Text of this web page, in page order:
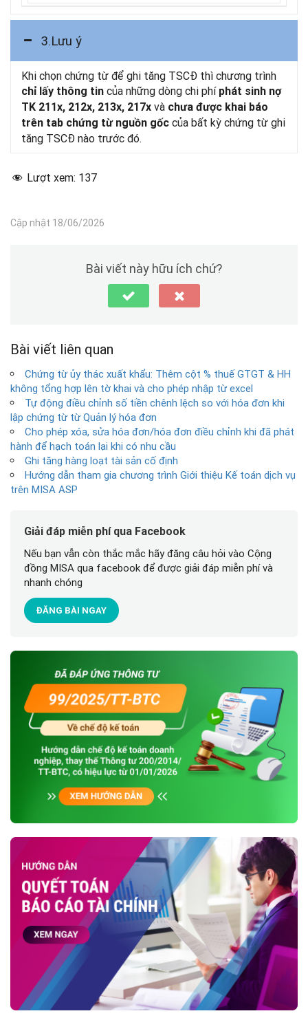
3.Lưu ý
Khi chọn chứng từ để ghi tăng TSCĐ thì chương trình
chỉ lấy thông tin của những dòng chi phí phát sinh nợ
TK 211x, 212x, 213x, 217x và chưa được khai báo
trên tab chứng từ nguồn gốc của bất kỳ chứng từ ghi
tăng TSCĐ nào trước đó.
Lượt xem: 137
Cập nhật 18/06/2026
Bài viết này hữu ích chứ?
Bài viết liên quan
Chứng từ ủy thác xuất khẩu: Thêm cột % thuế GTGT & HH
không tổng hợp lên tờ khai và cho phép nhập từ excel
Tự động điều chỉnh số tiền chênh lệch so với hóa đơn khi
lập chứng từ từ Quản lý hóa đơn
Cho phép xóa, sửa hóa đơn/hóa đơn điều chỉnh khi đã phát
hành để hạch toán lại khi có nhu cầu
Ghi tăng hàng loạt tài sản cố định
Hướng dẫn tham gia chương trình Giới thiệu Kế toán dịch vụ
trên MISA ASP
Giải đáp miễn phí qua Facebook
Nếu bạn vẫn còn thắc mắc hãy đăng câu hỏi vào Cộng
đồng MISA qua facebook để được giải đáp miễn phí và
nhanh chóng
ĐĂNG BÀI NGAY